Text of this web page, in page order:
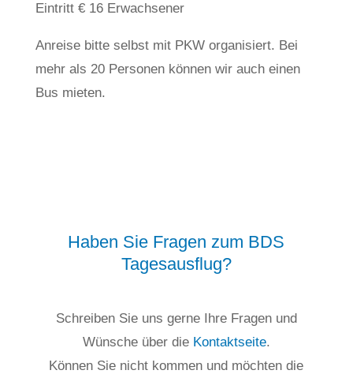
Eintritt € 16 Erwachsener
Anreise bitte selbst mit PKW organisiert. Bei
mehr als 20 Personen können wir auch einen
Bus mieten.
Haben Sie Fragen zum BDS
Tagesausflug?
Schreiben Sie uns gerne Ihre Fragen und
Wünsche über die Kontaktseite.
Können Sie nicht kommen und möchten die